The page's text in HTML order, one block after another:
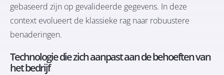
gebaseerd zijn op gevalideerde gegevens. In deze
context evolueert de klassieke rag naar robuustere
benaderingen.
Technologie die zich aanpast aan de behoeften van
het bedrijf